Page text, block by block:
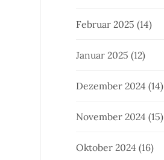
Februar 2025 (14)
Januar 2025 (12)
Dezember 2024 (14)
November 2024 (15)
Oktober 2024 (16)